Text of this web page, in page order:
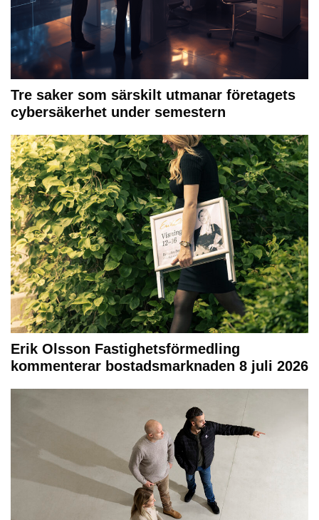
Tre saker som särskilt utmanar företagets
cybersäkerhet under semestern
Erik Olsson Fastighetsförmedling
kommenterar bostadsmarknaden 8 juli 2026